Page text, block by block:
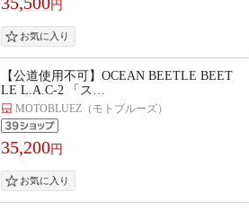
円
【公道使用不可】OCEAN BEETLE BEET
LE L.A.C-2 「ス…
MOTOBLUEZ（モトブルーズ）
35,200円